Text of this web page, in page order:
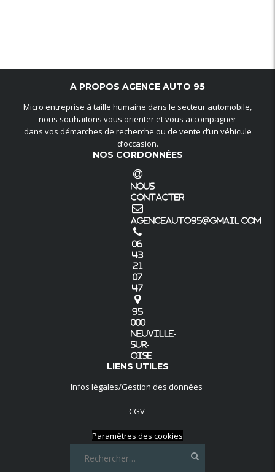
A PROPOS AGENCE AUTO 95
Micro entreprise à taille humaine dans le secteur automobile,
nous souhaitons vous orienter et vous accompagner
dans vos démarches de recherche ou de vente d’un véhicule
d’occasion.
NOS CORDONNÉES
Nous
Contacter
agenceauto95@gmail.com
06
43
21
07
47
95
000
Neuville-
sur-
Oise
LIENS UTILES
Infos légales/Gestion des données
CGV
Paramètres des cookies